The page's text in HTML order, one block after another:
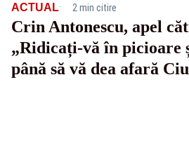
ACTUAL· 2 min citire
Crin Antonescu, apel
„Ridicați-vă în picioare
până să vă dea afară